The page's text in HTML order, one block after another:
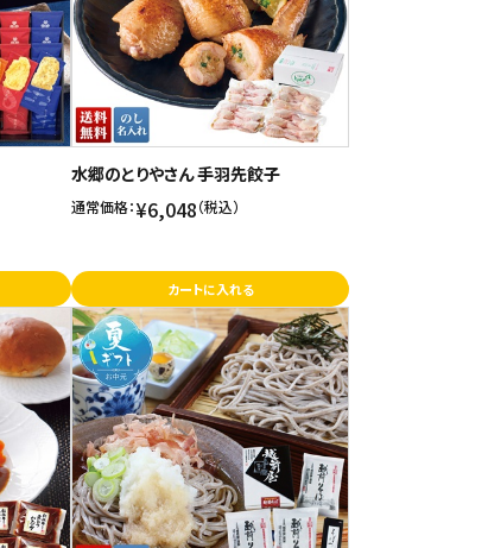
水郷のとりやさん 手羽先餃子
通常価格：¥6,048（税込）
カートに入れる